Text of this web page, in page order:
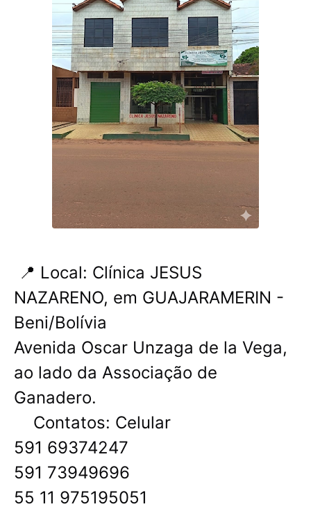
📍 Local: Clínica JESUS ​​
NAZARENO, em GUAJARAMERIN -
Beni/Bolívia
Avenida Oscar Unzaga de la Vega,
ao lado da Associação de
Ganadero.
Contatos: Celular
591 69374247
591 73949696
55 11 975195051